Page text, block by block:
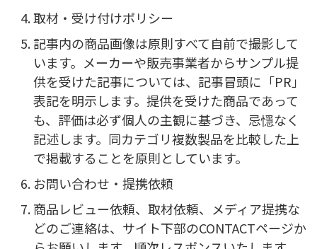
取材・受け付けポリシー
記事内の商品画像は原則すべて自前で撮影して
います。メーカーや販売事業者からサンプル提
供を受けた記事については、記事冒頭に「PR」
表記を明示します。提供を受けた商品であって
も、評価は必ず個人の主観に基づき、忌懚なく
記述します。同カテゴリ複数製品を比較した上
で掲載することを原則としています。
お問い合わせ・提携依頼
商品レビュー依頼、取材依頼、メディア提携な
どのご連絡は、サイト下部のCONTACTページか